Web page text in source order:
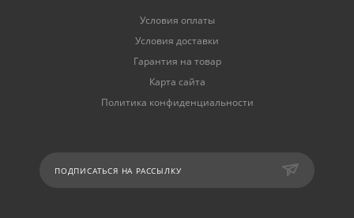
Условия оплаты
Условия доставки
Гарантия на товар
Карта сайта
Политика конфиденциальности
ПОДПИСАТЬСЯ НА РАССЫЛКУ